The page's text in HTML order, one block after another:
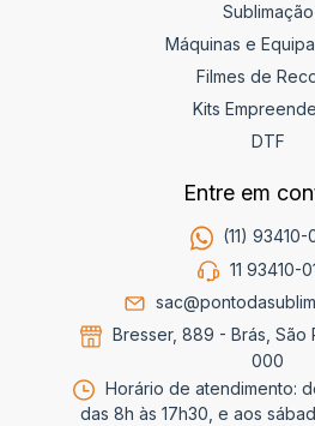
Sublimação
Máquinas e
Filmes de
Kits
DTF
Entre em
(11) 93410-
11 93410-
Bresser, 889 - Brás, São
000
Horário de atendimento:
das 8h às 17h30, e aos